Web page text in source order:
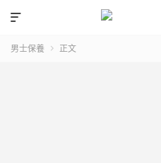

男士保養  正文